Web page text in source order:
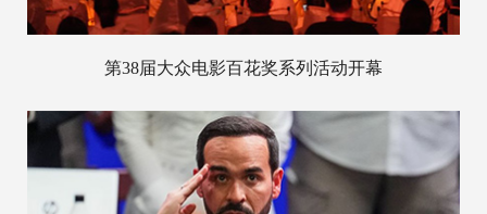
第38届大众电影百花奖系列活动开幕